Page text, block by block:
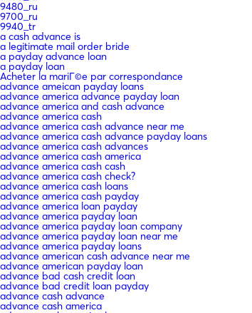
9480_ru
9700_ru
9940_tr
a cash advance is
a legitimate mail order bride
a payday advance loan
a payday loan
Acheter la mariГ©e par correspondance
advance ameican payday loans
advance america advance payday loan
advance america and cash advance
advance america cash
advance america cash advance near me
advance america cash advance payday loans
advance america cash advances
advance america cash america
advance america cash cash
advance america cash check?
advance america cash loans
advance america cash payday
advance america loan payday
advance america payday loan
advance america payday loan company
advance america payday loan near me
advance america payday loans
advance american cash advance near me
advance american payday loan
advance bad cash credit loan
advance bad credit loan payday
advance cash advance
advance cash america